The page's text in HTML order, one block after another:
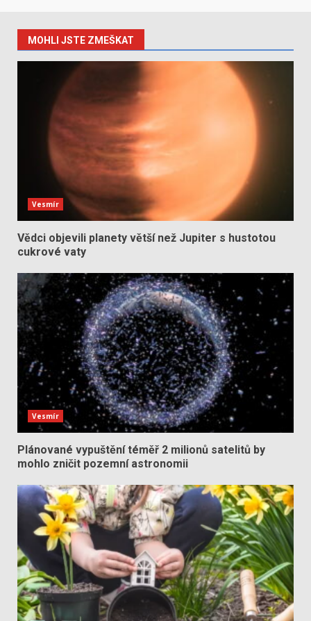
MOHLI JSTE ZMEŠKAT
Vesmír
Vědci objevili planety větší než Jupiter s hustotou
cukrové vaty
Vesmír
Plánované vypuštění téměř 2 milionů satelitů by
mohlo zničit pozemní astronomii